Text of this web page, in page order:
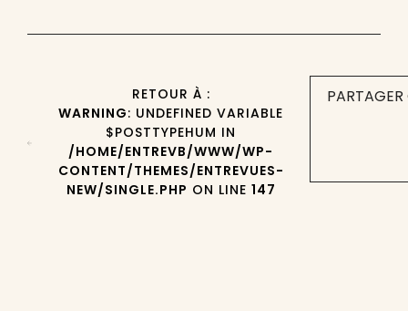
RETOUR À :
WARNING: UNDEFINED VARIABLE
$POSTTYPEHUM IN
/HOME/ENTREVB/WWW/WP-
CONTENT/THEMES/ENTREVUES-
NEW/SINGLE.PHP ON LINE 147